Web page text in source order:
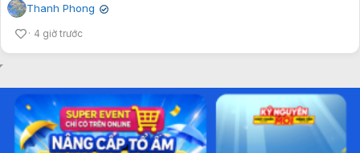
Thanh Phong ✔
4 giờ trước